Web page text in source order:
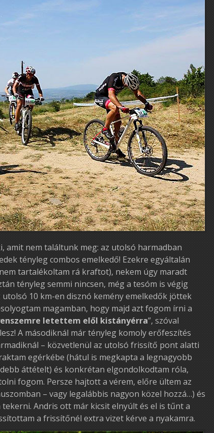
amit nem találtunk meg: az utolsó harmadban
tényleg combos emelkedő! Ezekre egyáltalán
tartalékoltam rá kraftot), nekem úgy maradt
tényleg semmi nincsen, még a tesóm is végig
10 km-en disznó kemény emelkedők jöttek
magamban, hogy majd azt fogom írni a
letettem elől kistányérra”, szóval
A másodiknál már tényleg komoly erőfeszítés
– közvetlenül az utolsó frissítő pont alatti
egérkébe (hátul is megkapta a legnagyobb
áttételt) és konkrétan elgondolkodtam róla,
fogom. Persze hajtott a vérem, előre ültem az
– vagy legalábbis nagyon közel hozzá…) és
Andris ott már kicsit elnyúlt és el is tűnt a
a frissítőnél extra vizet kérve a nyakamra.